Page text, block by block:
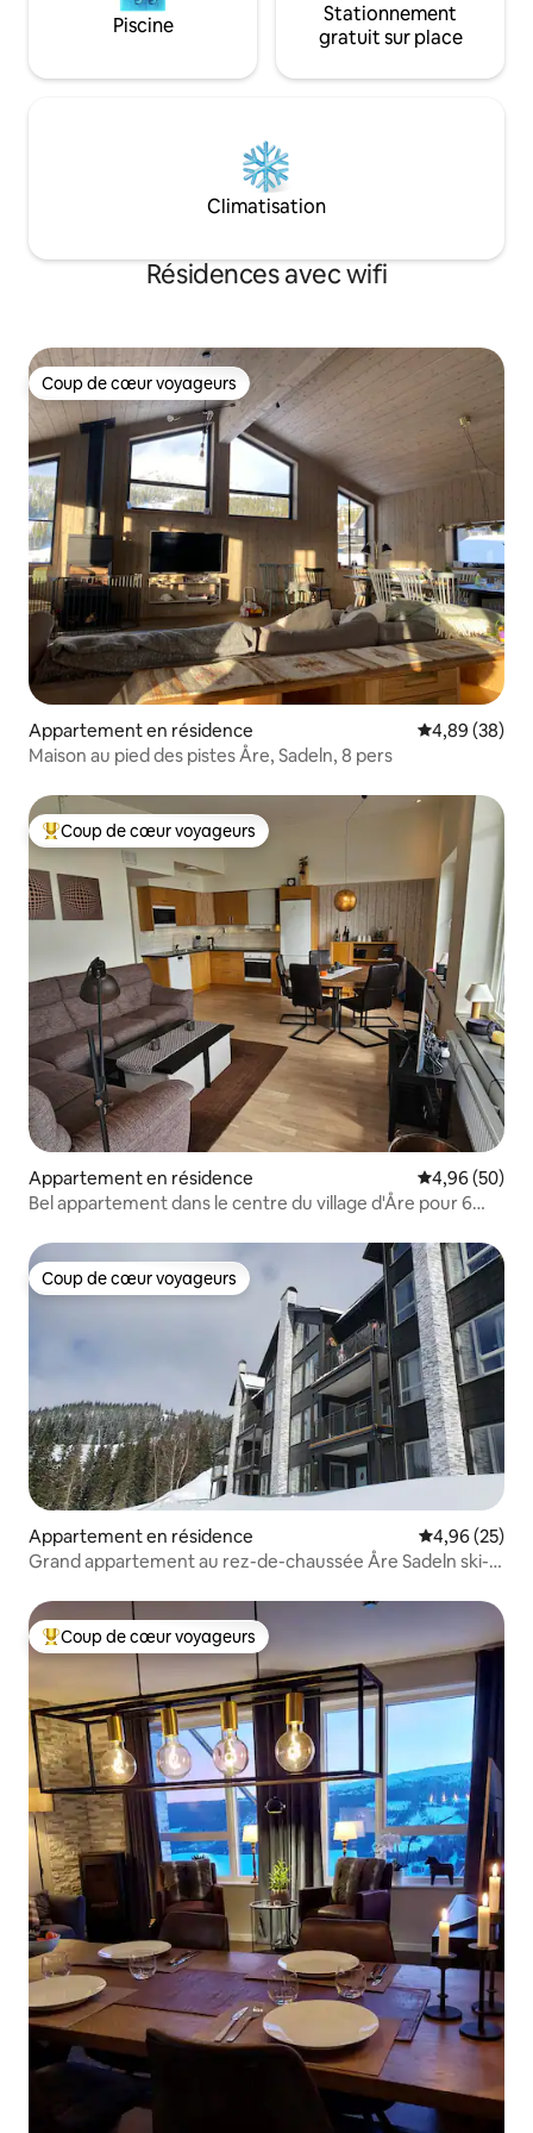
Piscine
Stationnement
gratuit sur place
Climatisation
Résidences avec wifi
Coup de cœur voyageurs
Coup de cœur voyageurs
Appartement en résidence Évaluation
4,89 (38)
Maison au pied des pistes Åre, Sadeln, 8 pers
Coups de cœur voyageurs les plus appréciés
Coup de cœur voyageurs
Appartement en résidence Évaluation
4,96 (50)
Bel appartement dans le centre du village d'Åre pour 6
Coup de cœur voyageurs
Coup de cœur voyageurs
Appartement en résidence Évaluation
4,96 (25)
Grand appartement au rez-de-chaussée Åre Sadeln ski-in
Coups de cœur voyageurs les plus appréciés
Coup de cœur voyageurs